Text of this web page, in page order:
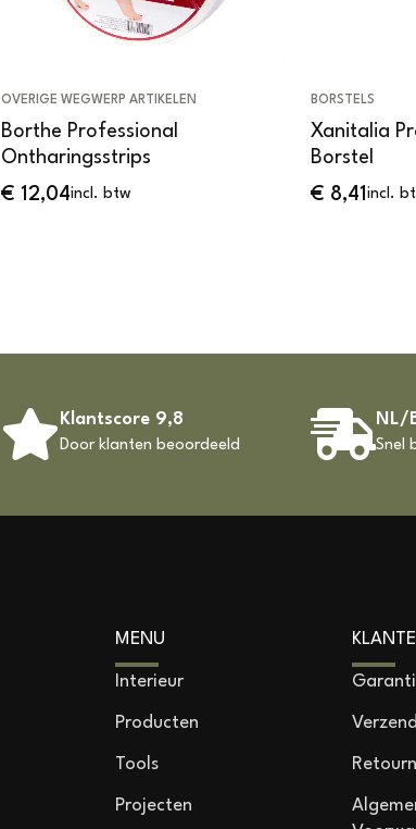
OVERIGE WEGWERP ARTIKELEN
Borthe Professional
Ontharingsstrips
€ 12,04incl. btw
BORSTELS
Xanitalia
Borstel
€ 8,41 incl.
Klantscore 9,8
Door klanten beoordeeld
NL/
Snel
MENU
Interieur
Producten
Tools
Projecten